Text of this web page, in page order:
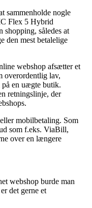
sammenholde nogle
Flex 5 Hybrid
således at
den mest betalelige
webshop afsætter et
overordentlig lav,
en uægte butik.
retningslinje, der
mobilbetaling. Som
som f.eks. ViaBill,
over en længere
webshop burde man
det gerne et